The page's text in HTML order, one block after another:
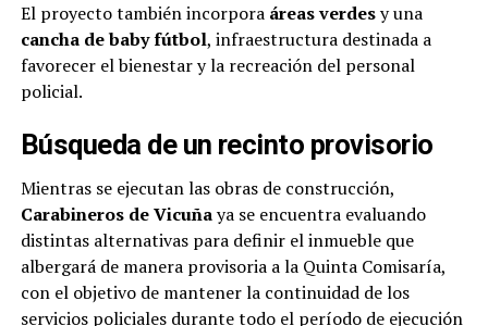
El proyecto también incorpora áreas verdesy una
cancha de baby fútbol, infraestructura destinada a
favorecer el bienestar y la recreación del personal
policial.
Búsqueda de un recinto provisorio
Mientras se ejecutan las obras de construcción,
Carabineros de Vicuñaya se encuentra evaluando
distintas alternativas para definir el inmueble que
albergará de manera provisoria a la Quinta Comisaría,
con el objetivo de mantener la continuidad de los
servicios policiales durante todo el período de ejecución